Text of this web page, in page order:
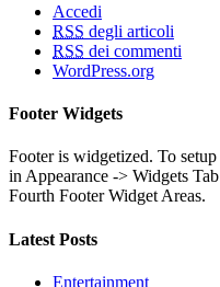
Accedi
RSS degli articoli
RSS dei commenti
WordPress.org
Footer Widgets
Footer is widgetized. To
in Appearance -> Widgets
Fourth Footer Widget Areas.
Latest Posts
Entertainment